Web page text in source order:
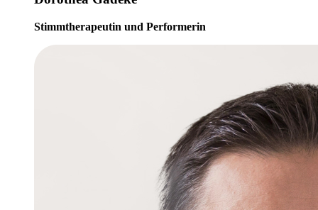
Stimmtherapeutin und Performerin